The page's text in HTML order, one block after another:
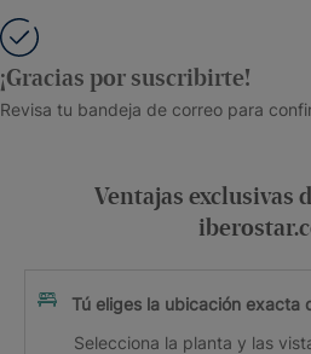
¡Gracias por suscribirte!
Revisa tu bandeja de correo para
Ventajas exclusivas
Tú eliges la ubicación exacta
Selecciona la planta y las